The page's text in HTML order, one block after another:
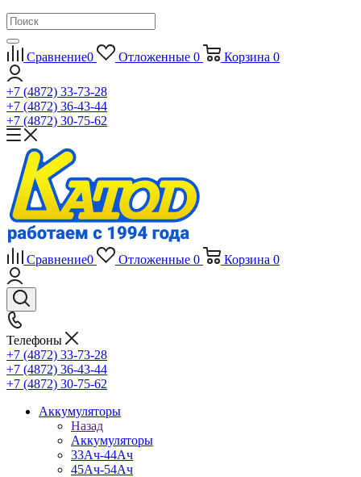
Сравнение0 Отложенные 0 Корзина 0
+7 (4872) 33-73-28
+7 (4872) 36-43-44
+7 (4872) 30-75-62
Сравнение0 Отложенные 0 Корзина 0
Телефоны
+7 (4872) 33-73-28
+7 (4872) 36-43-44
+7 (4872) 30-75-62
Аккумуляторы
Назад
Аккумуляторы
33Ач-44Ач
45Ач-54Ач